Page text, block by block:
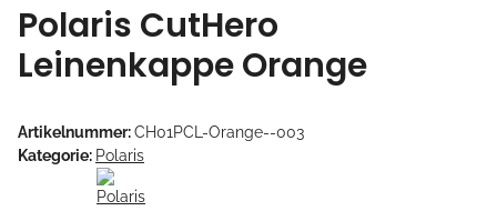
Polaris CutHero
Leinenkappe Orange
Artikelnummer:CH01PCL-Orange--003
Kategorie: Polaris